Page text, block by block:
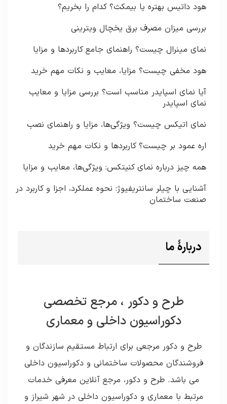
هود داتیس بهتره یا بیمکث؟ کدام را بخریم؟
بررسی میزان مصرف برق یخچال ویترینی
نمای مینرال چیست؟ راهنمای جامع کاربردها و مزایا
هود مخفی چیست؟ مزایا، معایب و نکات مهم خرید
آیا نمای اسپایدر مناسب است؟ بررسی مزایا و معایب
نمای اسپایدر
نمای اتیکس چیست؟ ویژگی‌ها، مزایا و راهنمای نصب
اره عمود بر چیست؟ کاربردها و نکات مهم خرید
همه چیز درباره نمای کنیتکس: ویژگی‌ها، معایب و مزایا
آشنایی با چیلر سانتریفیوژ: نحوه عملکرد، اجزا و کاربرد در
صنعت ساختمان
دربارۀ ما
طرح و دکور ، مرجع تخصصی
دکوراسیون داخلی و معماری
طرح و دکور مرجعی برای ارتباط مستقیم سازندگان و
فروشندگان محصولات ساختمانی و دکوراسیون داخلی
می باشد. طرح و دکور، مرجع آنلاین معرفی خدمات
مرتبط با معماری و دکوراسیون داخلی در شهر شیراز و